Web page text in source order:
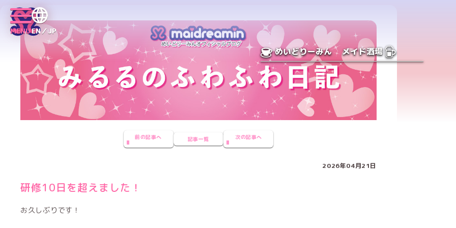
MENUEN／JP
めいどりーみん メイド酒場
前の記事へ 記事一覧 次の記事へ
2026年04月21日
研修10日を超えました！
お久しぶりです！